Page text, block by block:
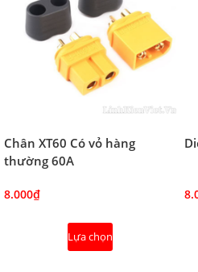
Chân XT60 Có vỏ hàng
thường 60A
8.000₫
Lựa chọn